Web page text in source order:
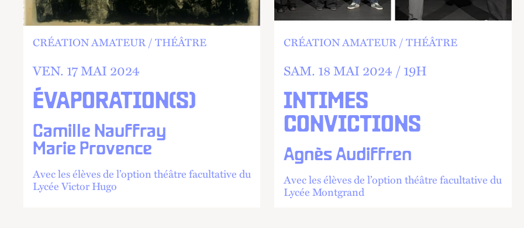
ÉVAPORATION(S)
Camille Nauffray
Marie Provence
CRÉATION AMATEUR THÉÂTRE
VEN. 17 MAI 2024
Avec les élèves de l’option théâtre facultative du
Lycée Victor Hugo
INTIMES
CONVICTIONS
Agnès Audiffren
CRÉATION AMATEUR THÉÂTRE
SAM. 18 MAI 2024 /19H
Avec les élèves de l’option théâtre facultative du
Lycée Montgrand